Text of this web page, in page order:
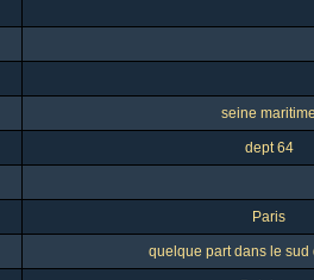
seine maritime
dept 64
Paris
quelque part dans le sud